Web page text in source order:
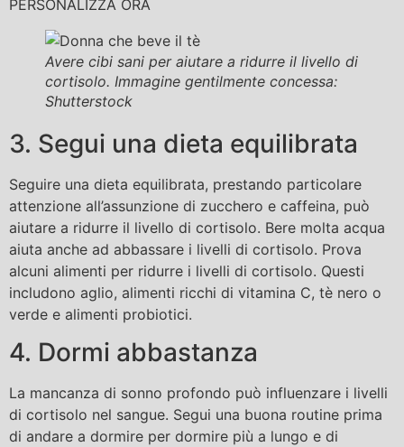
PERSONALIZZA ORA
Avere cibi sani per aiutare a ridurre il livello di
cortisolo. Immagine gentilmente concessa:
Shutterstock
3. Segui una dieta equilibrata
Seguire una dieta equilibrata, prestando particolare
attenzione all’assunzione di zucchero e caffeina, può
aiutare a ridurre il livello di cortisolo. Bere molta acqua
aiuta anche ad abbassare i livelli di cortisolo. Prova
alcuni alimenti per ridurre i livelli di cortisolo. Questi
includono aglio, alimenti ricchi di vitamina C, tè nero o
verde e alimenti probiotici.
4. Dormi abbastanza
La mancanza di sonno profondo può influenzare i livelli
di cortisolo nel sangue. Segui una buona routine prima
di andare a dormire per dormire più a lungo e di